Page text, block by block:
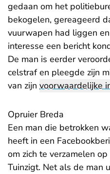
gedaan om het
bekogelen, gereageerd
vuurwapen had liggen
interesse een bericht
De man is eerder
celstraf en pleegde zijn
van zijn voorwaardelijke
Opruier Breda
Een man die betrokken
heeft in een
om zich te verzamelen
Tuinzigt. Net als de man